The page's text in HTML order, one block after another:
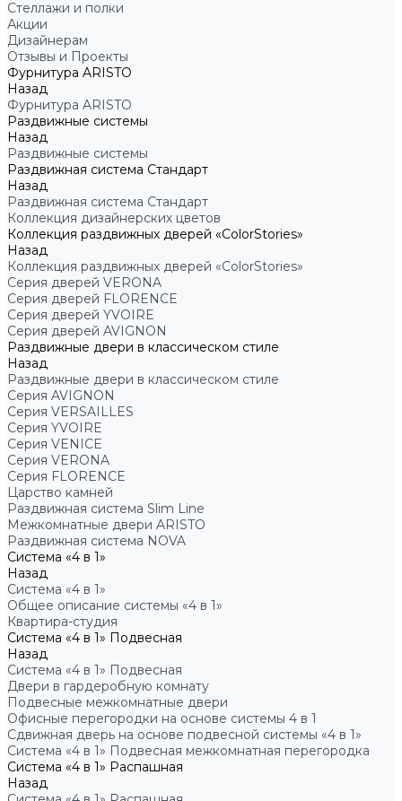
Стеллажи и полки
Акции
Дизайнерам
Отзывы и Проекты
Фурнитура ARISTO
Назад
Фурнитура ARISTO
Раздвижные системы
Назад
Раздвижные системы
Раздвижная система Стандарт
Назад
Раздвижная система Стандарт
Коллекция дизайнерских цветов
Коллекция раздвижных дверей «ColorStories»
Назад
Коллекция раздвижных дверей «ColorStories»
Серия дверей VERONA
Серия дверей FLORENCE
Серия дверей YVOIRE
Серия дверей AVIGNON
Раздвижные двери в классическом стиле
Назад
Раздвижные двери в классическом стиле
Серия AVIGNON
Серия VERSAILLES
Серия YVOIRE
Серия VENICE
Серия VERONA
Серия FLORENCE
Царство камней
Раздвижная система Slim Line
Межкомнатные двери ARISTO
Раздвижная система NOVA
Система «4 в 1»
Назад
Система «4 в 1»
Общее описание системы «4 в 1»
Квартира-студия
Система «4 в 1» Подвесная
Назад
Система «4 в 1» Подвесная
Двери в гардеробную комнату
Подвесные межкомнатные двери
Офисные перегородки на основе системы 4 в 1
Сдвижная дверь на основе подвесной системы «4 в 1»
Система «4 в 1» Подвесная межкомнатная перегородка
Система «4 в 1» Распашная
Назад